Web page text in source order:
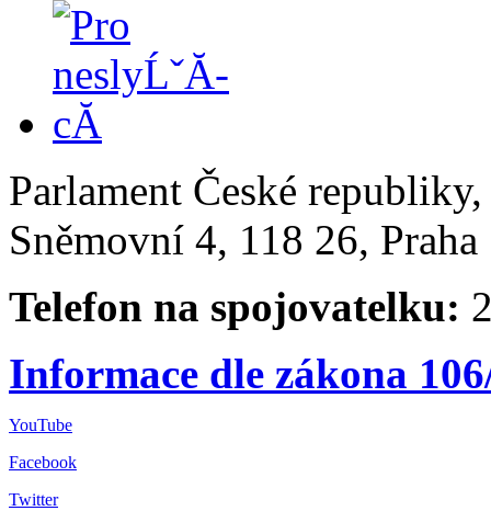
Parlament České
Sněmovní 4, 118 26,
Telefon na spojovatelku:
Informace dle zákona
YouTube
Facebook
Twitter